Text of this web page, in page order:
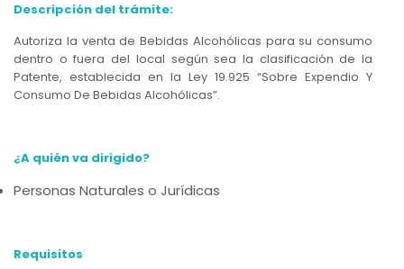
Descripción del trámite:
Autoriza la venta de Bebidas Alcohólicas para su consumo
dentro o fuera del local según sea la clasificación de la
Patente, establecida en la Ley 19.925 “Sobre Expendio Y
Consumo De Bebidas Alcohólicas”.
¿A quién va dirigido?
Personas Naturales o Jurídicas
Requisitos